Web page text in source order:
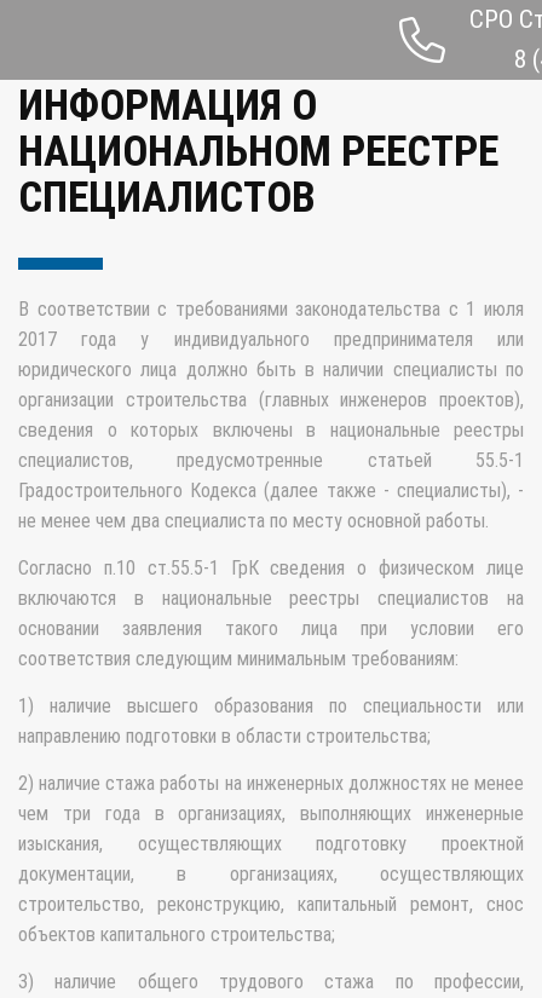
СРО
8
ИНФОРМАЦИЯ О
НАЦИОНАЛЬНОМ РЕЕСТРЕ
СПЕЦИАЛИСТОВ
В соответствии с требованиями законодательства с 1 июля
2017 года у индивидуального предпринимателя или
юридического лица должно быть в наличии специалисты по
организации строительства (главных инженеров проектов),
сведения о которых включены в национальные реестры
специалистов, предусмотренные статьей 55.5-1
Градостроительного Кодекса (далее также - специалисты), -
не менее чем два специалиста по месту основной работы.
Согласно п.10 ст.55.5-1 ГрК сведения о физическом лице
включаются в национальные реестры специалистов на
основании заявления такого лица при условии его
соответствия следующим минимальным требованиям:
1) наличие высшего образования по специальности или
направлению подготовки в области строительства;
2) наличие стажа работы на инженерных должностях не менее
чем три года в организациях, выполняющих инженерные
изыскания, осуществляющих подготовку проектной
документации, в организациях, осуществляющих
строительство, реконструкцию, капитальный ремонт, снос
объектов капитального строительства;
3) наличие общего трудового стажа по профессии,